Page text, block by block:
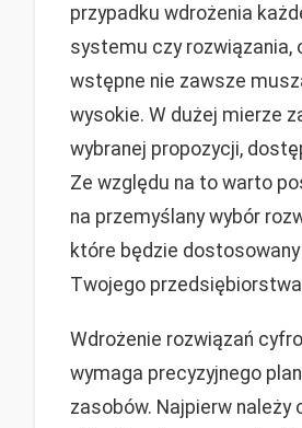
przypadku wdrożenia
systemu czy rozwiązania,
wstępne nie zawsze
wysokie. W dużej mierze
wybranej propozycji,
Ze względu na to warto
na przemyślany wybór
które będzie
Twojego
Wdrożenie rozwiązań
wymaga precyzyjnego
zasobów. Najpierw należy